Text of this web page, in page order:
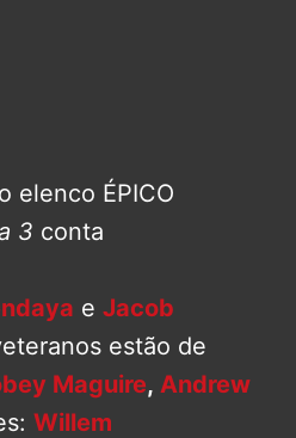
elenco ÉPICO
3 conta
e Jacob
estão de
Maguire, Andrew
Willem